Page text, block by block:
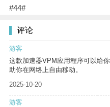
#44#
评论
游客
这款加速器VPM应用程序可以给
助你在网络上自由移动。
2025-10-20
游客